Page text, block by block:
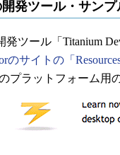
発ツール・サン
ツール「Titanium
のサイトの「Resources
プラットフォーム用